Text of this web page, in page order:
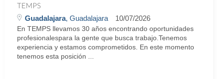
TEMPS
Guadalajara, Guadalajara 10/07/2026
En TEMPS llevamos 30 años encontrando oportunidades
profesionalespara la gente que busca trabajo.Tenemos
experiencia y estamos comprometidos. En este momento
tenemos esta posición ...